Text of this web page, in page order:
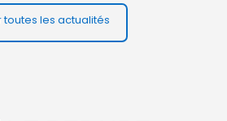
toutes les actualités